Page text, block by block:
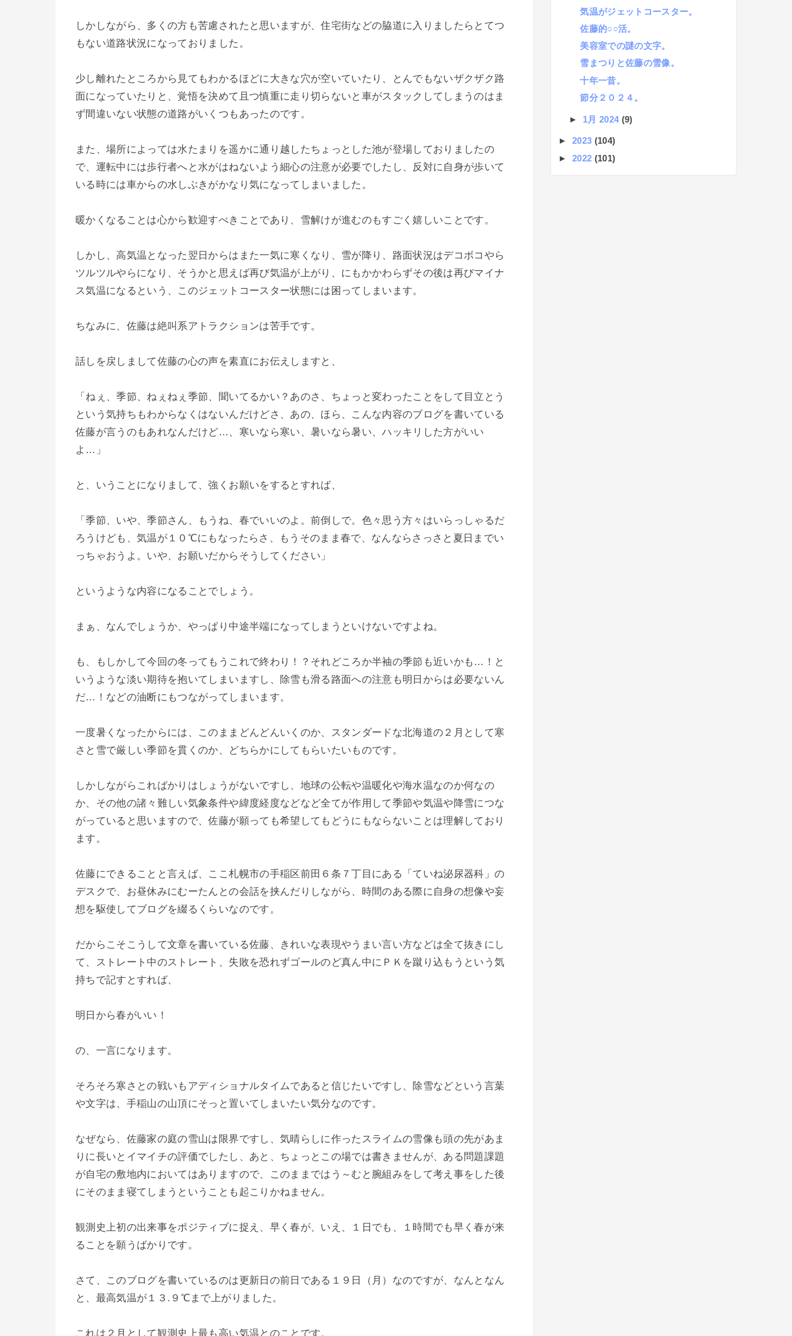
しかしながら、多くの方も苦慮されたと思いますが、住宅街などの脇道に入りましたらとてつ
もない道路状況になっておりました。
少し離れたところから見てもわかるほどに大きな穴が空いていたり、とんでもないザクザク路
面になっていたりと、覚悟を決めて且つ慎重に走り切らないと車がスタックしてしまうのはま
ず間違いない状態の道路がいくつもあったのです。
また、場所によっては水たまりを遥かに通り越したちょっとした池が登場しておりましたの
で、運転中には歩行者へと水がはねないよう細心の注意が必要でしたし、反対に自身が歩いて
いる時には車からの水しぶきがかなり気になってしまいました。
暖かくなることは心から歓迎すべきことであり、雪解けが進むのもすごく嬉しいことです。
しかし、高気温となった翌日からはまた一気に寒くなり、雪が降り、路面状況はデコボコやら
ツルツルやらになり、そうかと思えば再び気温が上がり、にもかかわらずその後は再びマイナ
ス気温になるという、このジェットコースター状態には困ってしまいます。
ちなみに、佐藤は絶叫系アトラクションは苦手です。
話しを戻しまして佐藤の心の声を素直にお伝えしますと、
「ねぇ、季節、ねぇねぇ季節、聞いてるかい？あのさ、ちょっと変わったことをして目立とう
という気持ちもわからなくはないんだけどさ、あの、ほら、こんな内容のブログを書いている
佐藤が言うのもあれなんだけど…、寒いなら寒い、暑いなら暑い、ハッキリした方がいい
よ…」
と、いうことになりまして、強くお願いをするとすれば、
「季節、いや、季節さん、もうね、春でいいのよ。前倒しで。色々思う方々はいらっしゃるだ
ろうけども、気温が１０℃にもなったらさ、もうそのまま春で、なんならさっさと夏日までい
っちゃおうよ。いや、お願いだからそうしてください」
というような内容になることでしょう。
まぁ、なんでしょうか、やっぱり中途半端になってしまうといけないですよね。
も、もしかして今回の冬ってもうこれで終わり！？それどころか半袖の季節も近いかも…！と
いうような淡い期待を抱いてしまいますし、除雪も滑る路面への注意も明日からは必要ないん
だ…！などの油断にもつながってしまいます。
一度暑くなったからには、このままどんどんいくのか、スタンダードな北海道の２月として寒
さと雪で厳しい季節を貫くのか、どちらかにしてもらいたいものです。
しかしながらこればかりはしょうがないですし、地球の公転や温暖化や海水温なのか何なの
か、その他の諸々難しい気象条件や緯度経度などなど全てが作用して季節や気温や降雪につな
がっていると思いますので、佐藤が願っても希望してもどうにもならないことは理解しており
ます。
佐藤にできることと言えば、ここ札幌市の手稲区前田６条７丁目にある「ていね泌尿器科」の
デスクで、お昼休みにむーたんとの会話を挟んだりしながら、時間のある際に自身の想像や妄
想を駆使してブログを綴るくらいなのです。
だからこそこうして文章を書いている佐藤、きれいな表現やうまい言い方などは全て抜きにし
て、ストレート中のストレート、失敗を恐れずゴールのど真ん中にＰＫを蹴り込もうという気
持ちで記すとすれば、
明日から春がいい！
の、一言になります。
そろそろ寒さとの戦いもアディショナルタイムであると信じたいですし、除雪などという言葉
や文字は、手稲山の山頂にそっと置いてしまいたい気分なのです。
なぜなら、佐藤家の庭の雪山は限界ですし、気晴らしに作ったスライムの雪像も頭の先があま
りに長いとイマイチの評価でしたし、あと、ちょっとこの場では書きませんが、ある問題課題
が自宅の敷地内においてはありますので、このままではう～むと腕組みをして考え事をした後
にそのまま寝てしまうということも起こりかねません。
観測史上初の出来事をポジティブに捉え、早く春が、いえ、１日でも、１時間でも早く春が来
ることを願うばかりです。
さて、このブログを書いているのは更新日の前日である１９日（月）なのですが、なんとなん
と、最高気温が１３.９℃まで上がりました。
これは２月として観測史上最も高い気温とのことです。
気温がジェットコースター。
佐藤的○○活。
美容室での謎の文字。
雪まつりと佐藤の雪像。
十年一昔。
節分２０２４。
► 1月 2024 (9)
► 2023 (104)
► 2022 (101)